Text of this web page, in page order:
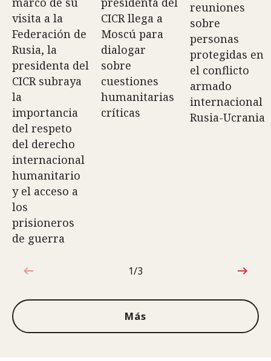
visita a la
Federación de
Rusia, la
presidenta del
CICR subraya
la
importancia
del respeto
del derecho
internacional
humanitario
y el acceso a
los
prisioneros
de guerra
CICR llega a
Moscú para
dialogar
sobre
cuestiones
humanitarias
críticas
reuniones
sobre
personas
protegidas en
el conflicto
armado
internacional
Rusia-Ucrania
1de3
1/3
Más